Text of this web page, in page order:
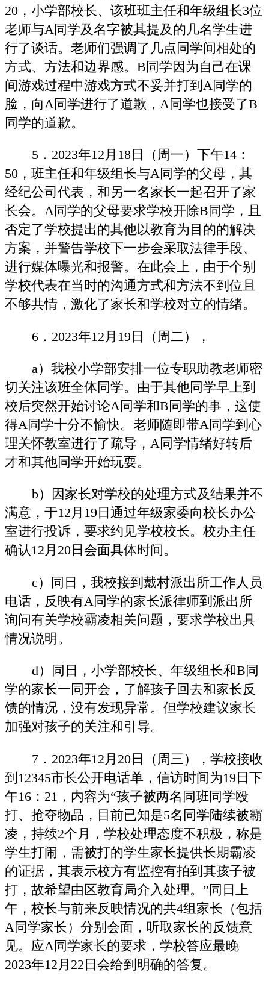
20，小学部校长、该班班主任和年级组长3位
老师与A同学及名字被其提及的几名学生进
行了谈话。老师们强调了几点同学间相处的
方式、方法和边界感。B同学因为自己在课
间游戏过程中游戏方式不妥并打到A同学的
脸，向A同学进行了道歉，A同学也接受了B
同学的道歉。
5．2023年12月18日（周一）下午14：
50，班主任和年级组长与A同学的父母，其
经纪公司代表，和另一名家长一起召开了家
长会。A同学的父母要求学校开除B同学，且
否定了学校提出的其他以教育为目的的解决
方案，并警告学校下一步会采取法律手段、
进行媒体曝光和报警。在此会上，由于个别
学校代表在当时的沟通方式和方法不到位且
不够共情，激化了家长和学校对立的情绪。
6．2023年12月19日（周二），
a）我校小学部安排一位专职助教老师密
切关注该班全体同学。由于其他同学早上到
校后突然开始讨论A同学和B同学的事，这使
得A同学十分不愉快。老师随即带A同学到心
理关怀教室进行了疏导，A同学情绪好转后
才和其他同学开始玩耍。
b）因家长对学校的处理方式及结果并不
满意，于12月19日通过年级家委向校长办公
室进行投诉，要求约见学校校长。校办主任
确认12月20日会面具体时间。
c）同日，我校接到戴村派出所工作人员
电话，反映有A同学的家长派律师到派出所
询问有关学校霸凌相关问题，要求学校出具
情况说明。
d）同日，小学部校长、年级组长和B同
学的家长一同开会，了解孩子回去和家长反
馈的情况，没有发现异常。但学校建议家长
加强对孩子的关注和引导。
7．2023年12月20日（周三），学校接收
到12345市长公开电话单，信访时间为19日下
午16：21，内容为“孩子被两名同班同学殴
打、抢夺物品，目前已知是5名同学陆续被霸
凌，持续2个月，学校处理态度不积极，称是
学生打闹，需被打的学生家长提供长期霸凌
的证据，其表示校方有监控有拍到其孩子被
打，故希望由区教育局介入处理。”同日上
午，校长与前来反映情况的共4组家长（包括
A同学家长）分别会面，听取家长的反馈意
见。应A同学家长的要求，学校答应最晚
2023年12月22日会给到明确的答复。